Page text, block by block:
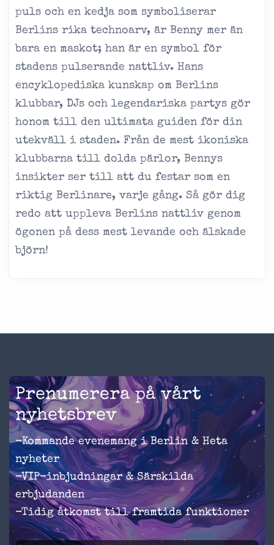
puls och en kedja som symboliserar
Berlins rika technoarv, är Benny mer än
bara en maskot; han är en symbol för
stadens pulserande nattliv. Hans
encyklopediska kunskap om Berlins
klubbar, DJs och legendariska partys gör
honom till den ultimata guiden för din
utekväll i staden. Från de mest ikoniska
klubbarna till dolda pärlor, Bennys
insikter ser till att du festar som en
riktig Berlinare, varje gång. Så gör dig
redo att uppleva Berlins nattliv genom
ögonen på dess mest levande och älskade
björn!
Prenumerera på vårt
nyhetsbrev
-Kommande evenemang i Berlin & Heta
nyheter
-VIP-inbjudningar & Särskilda
erbjudanden
-Tidig åtkomst till framtida funktioner